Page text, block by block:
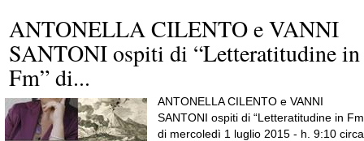
ANTONELLA CILENTO e VANNI
SANTONI ospiti di “Letteratitudine in
Fm” di...
ANTONELLA CILENTO e VANNI
SANTONI ospiti di “Letteratitudine in
di mercoledì 1 luglio 2015 - h. 9:10 circa